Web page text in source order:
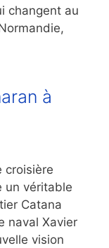
changent au
à
croisière
un véritable
Catana
naval Xavier
vision